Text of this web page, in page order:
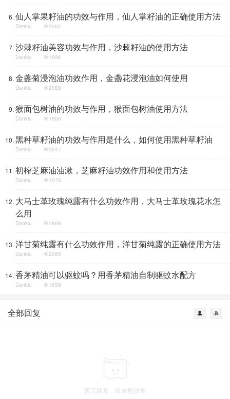
仙人掌果籽油的功效与作用，仙人掌籽油的正确使用方法
Dankiu 2262
沙棘籽油美容功效与作用，沙棘籽油的使用方法
Dankiu 1996
金盏菊浸泡油功效作用，金盏花浸泡油如何使用
Dankiu 2088
猴面包树油的功效与作用，猴面包树油使用方法
Dankiu 1660
黑种草籽油的功效与作用是什么，如何使用黑种草籽油
Dankiu 2047
初榨芝麻油油漱，芝麻籽油功效作用和使用方法
Dankiu 1975
大马士革玫瑰纯露有什么功效作用，大马士革玫瑰花水怎
么用
Dankiu 1868
洋甘菊纯露有什么功效作用，洋甘菊纯露的正确使用方法
Dankiu 2060
香茅精油可以驱蚊吗？用香茅精油自制驱蚊水配方
Dankiu 1859
全部回复
暂无回复，快来抢沙发